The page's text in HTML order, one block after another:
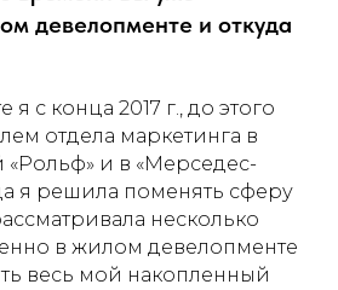
девелопменте и откуда
с конца 2017 г., до этого
отдела маркетинга в
и в «Мерседес-
я решила поменять сферу
несколько
в жилом девелопменте
весь мой накопленный